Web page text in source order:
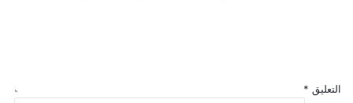
التعليق *